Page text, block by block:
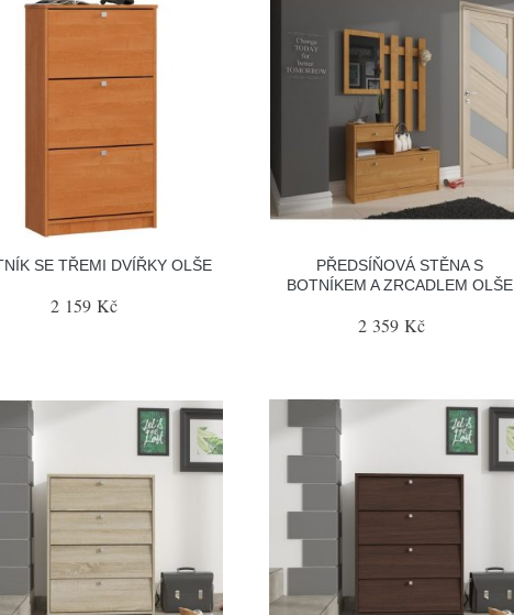
SE TŘEMI DVÍŘKY OLŠE
2 159 Kč
PŘEDSÍŇOVÁ STĚNA S
BOTNÍKEM A ZRCADLEM OLŠE
2 359 Kč